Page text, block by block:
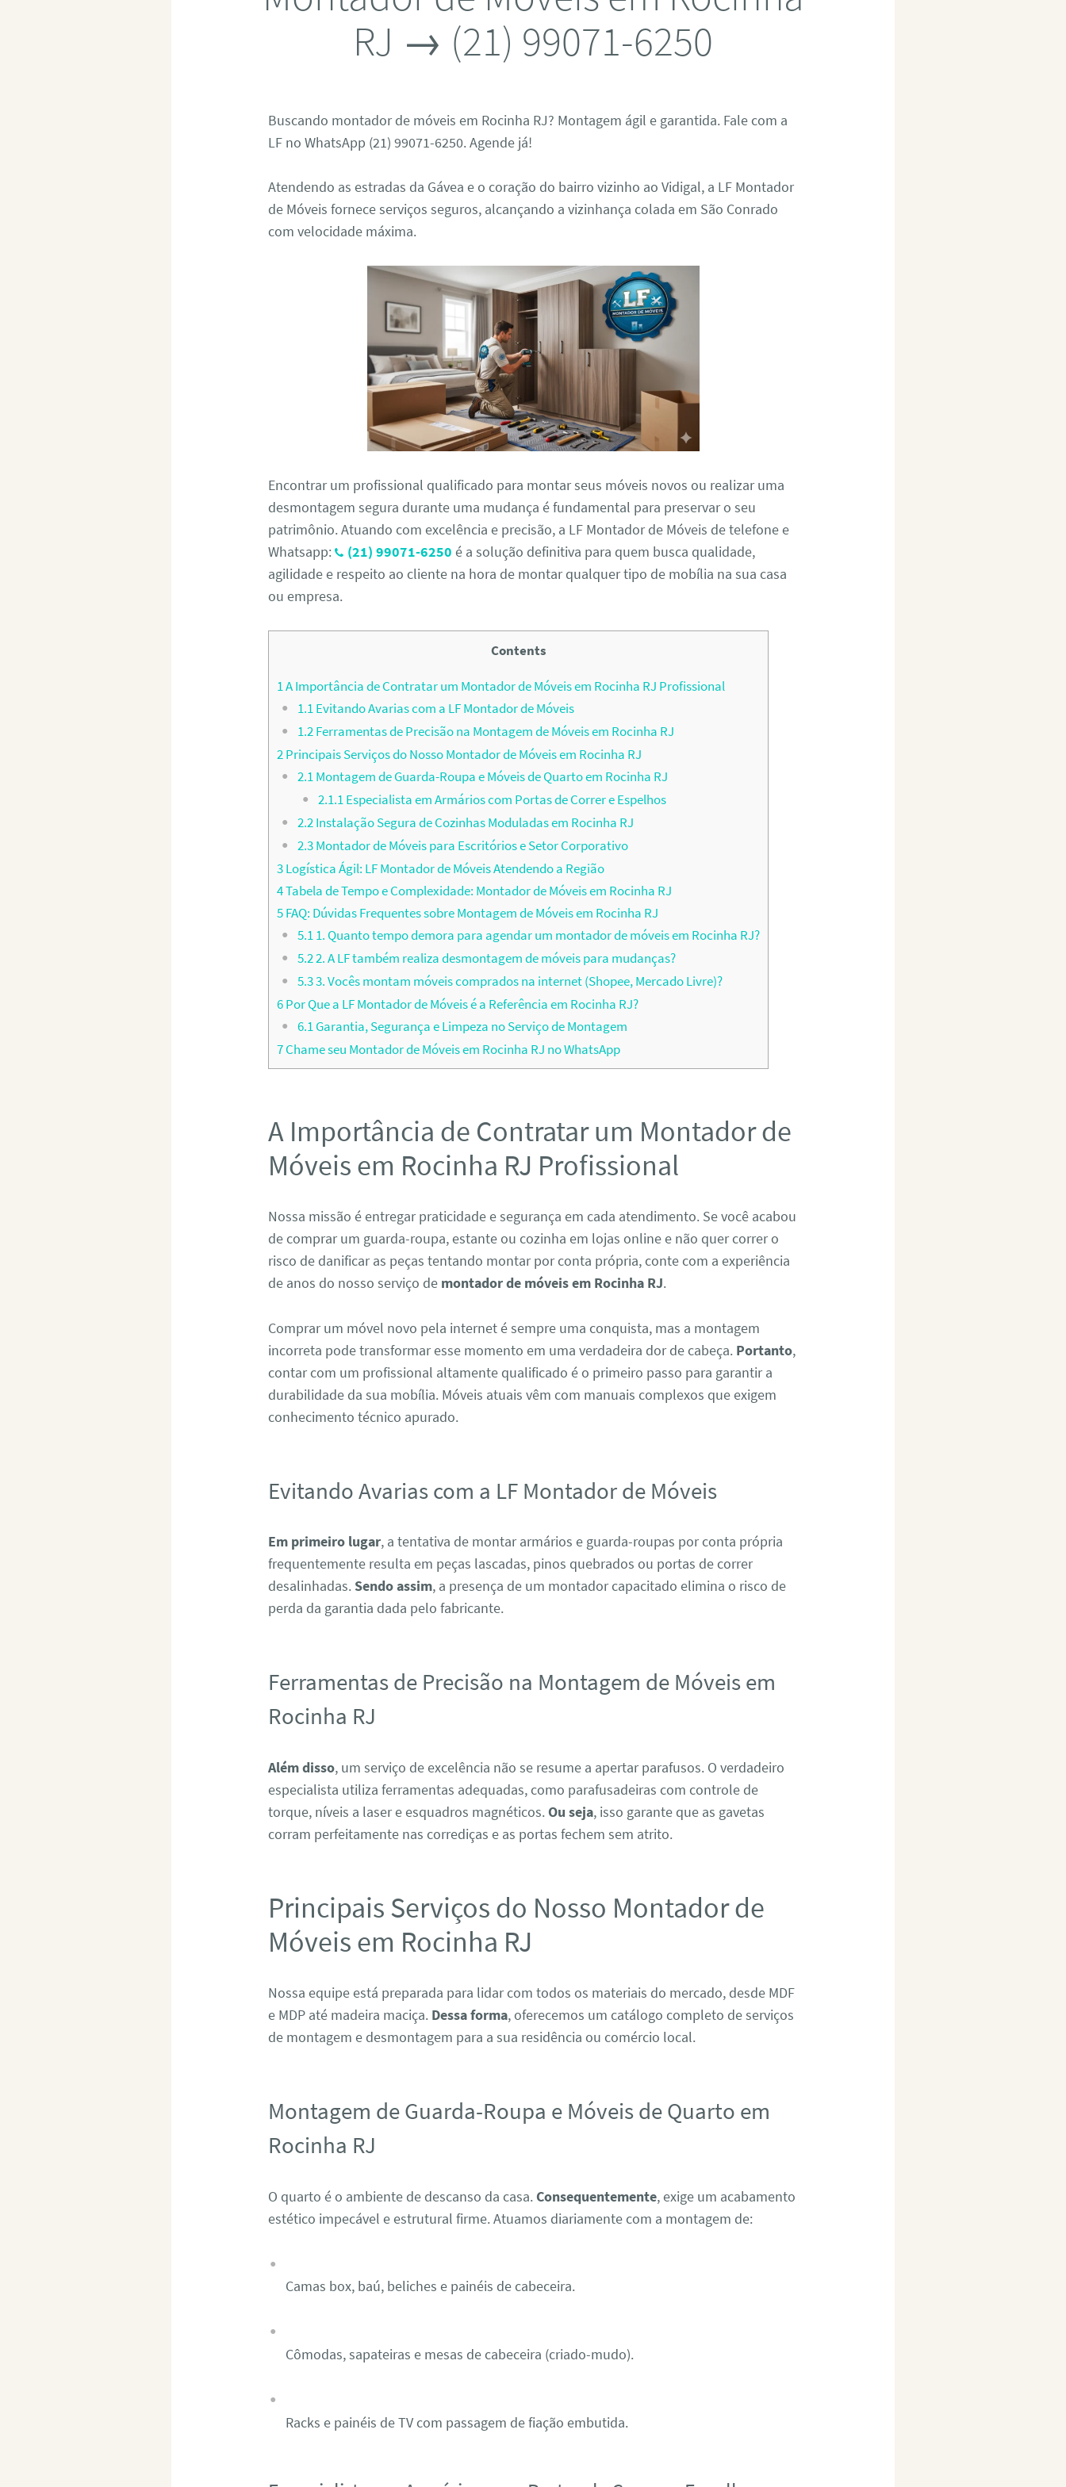
RJ → (21) 99071-6250
Buscando montador de móveis em Rocinha RJ? Montagem ágil e garantida. Fale com a
LF no WhatsApp (21) 99071-6250. Agende já!
Atendendo as estradas da Gávea e o coração do bairro vizinho ao Vidigal, a LF Montador
de Móveis fornece serviços seguros, alcançando a vizinhança colada em São Conrado
com velocidade máxima.
Encontrar um profissional qualificado para montar seus móveis novos ou realizar uma
desmontagem segura durante uma mudança é fundamental para preservar o seu
patrimônio. Atuando com excelência e precisão, a LF Montador de Móveis de telefone e
Whatsapp:
(21) 99071-6250 é a solução definitiva para quem busca qualidade,
agilidade e respeito ao cliente na hora de montar qualquer tipo de mobília na sua casa
ou empresa.
Contents
1A Importância de Contratar um Montador de Móveis em Rocinha RJ Profissional
1.1Evitando Avarias com a LF Montador de Móveis
1.2Ferramentas de Precisão na Montagem de Móveis em Rocinha RJ
2Principais Serviços do Nosso Montador de Móveis em Rocinha RJ
2.1Montagem de Guarda-Roupa e Móveis de Quarto em Rocinha RJ
2.1.1Especialista em Armários com Portas de Correr e Espelhos
2.2Instalação Segura de Cozinhas Moduladas em Rocinha RJ
2.3Montador de Móveis para Escritórios e Setor Corporativo
3Logística Ágil: LF Montador de Móveis Atendendo a Região
4Tabela de Tempo e Complexidade: Montador de Móveis em Rocinha RJ
5FAQ: Dúvidas Frequentes sobre Montagem de Móveis em Rocinha RJ
5.11. Quanto tempo demora para agendar um montador de móveis em Rocinha RJ?
5.22. A LF também realiza desmontagem de móveis para mudanças?
5.33. Vocês montam móveis comprados na internet (Shopee, Mercado Livre)?
6Por Que a LF Montador de Móveis é a Referência em Rocinha RJ?
6.1Garantia, Segurança e Limpeza no Serviço de Montagem
7Chame seu Montador de Móveis em Rocinha RJ no WhatsApp
A Importância de Contratar um Montador de
Móveis em Rocinha RJ Profissional
Nossa missão é entregar praticidade e segurança em cada atendimento. Se você acabou
de comprar um guarda-roupa, estante ou cozinha em lojas online e não quer correr o
risco de danificar as peças tentando montar por conta própria, conte com a experiência
de anos do nosso serviço de montador de móveis em Rocinha RJ.
Comprar um móvel novo pela internet é sempre uma conquista, mas a montagem
incorreta pode transformar esse momento em uma verdadeira dor de cabeça. Portanto,
contar com um profissional altamente qualificado é o primeiro passo para garantir a
durabilidade da sua mobília. Móveis atuais vêm com manuais complexos que exigem
conhecimento técnico apurado.
Evitando Avarias com a LF Montador de Móveis
Em primeiro lugar, a tentativa de montar armários e guarda-roupas por conta própria
frequentemente resulta em peças lascadas, pinos quebrados ou portas de correr
desalinhadas. Sendo assim, a presença de um montador capacitado elimina o risco de
perda da garantia dada pelo fabricante.
Ferramentas de Precisão na Montagem de Móveis em
Rocinha RJ
Além disso, um serviço de excelência não se resume a apertar parafusos. O verdadeiro
especialista utiliza ferramentas adequadas, como parafusadeiras com controle de
torque, níveis a laser e esquadros magnéticos.Ou seja, isso garante que as gavetas
corram perfeitamente nas corrediças e as portas fechem sem atrito.
Principais Serviços do Nosso Montador de
Móveis em Rocinha RJ
Nossa equipe está preparada para lidar com todos os materiais do mercado, desde MDF
e MDP até madeira maciça. Dessa forma, oferecemos um catálogo completo de serviços
de montagem e desmontagem para a sua residência ou comércio local.
Montagem de Guarda-Roupa e Móveis de Quarto em
Rocinha RJ
O quarto é o ambiente de descanso da casa.Consequentemente, exige um acabamento
estético impecável e estrutural firme. Atuamos diariamente com a montagem de:
Camas box, baú, beliches e painéis de cabeceira.
Cômodas, sapateiras e mesas de cabeceira (criado-mudo).
Racks e painéis de TV com passagem de fiação embutida.